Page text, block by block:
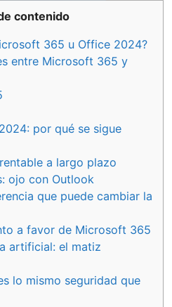
contenido
365 u Office 2024?
entre Microsoft 365 y
por qué se sigue
a largo plazo
ojo con Outlook
que puede cambiar la
a favor de Microsoft 365
artificial: el matiz
lo mismo seguridad que